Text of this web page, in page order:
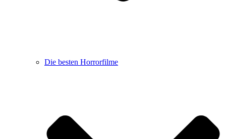
Die besten Horrorfilme